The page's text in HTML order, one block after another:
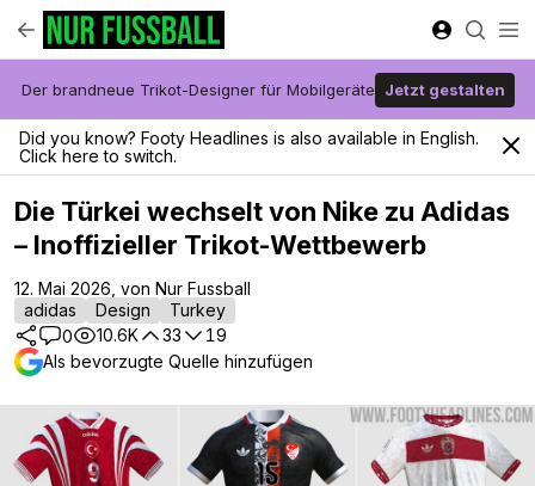
Der brandneue Trikot-Designer für Mobilgeräte Jetzt gestalten
Did you know? Footy Headlines is also available in English.
Click here to switch.
Die Türkei wechselt von Nike zu Adidas
– Inoffizieller Trikot-Wettbewerb
12. Mai 2026, von Nur Fussball
adidas
Design
Turkey
0
10.6K 33
19
Als bevorzugte Quelle hinzufügen